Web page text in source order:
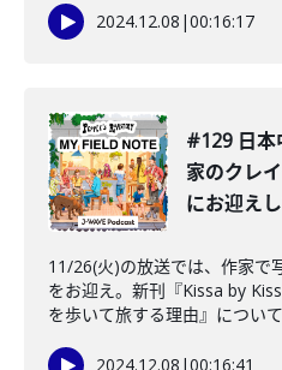
2024.12.08 |00:16:17
#129 日本
家のクレ
にお迎え
11/26(火)の放送では、作家で
をお迎え。新刊『Kissa by
を歩いて旅する理由』につい
2024.12.08 |00:16:41